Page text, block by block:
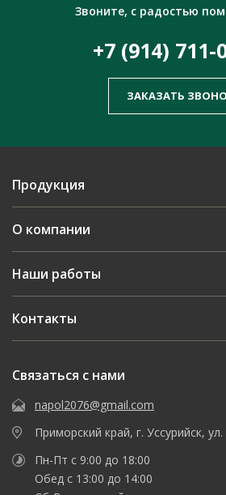
Звоните, с радостью
+7 (914) 711-
ЗАКАЗАТЬ
Продукция
О компании
Наши работы
Контакты
Связаться с нами
napol2076@gmail.com
Приморский край, г. Уссурийск,
Пн-Пт с 9:00 до 18:00
Обед с 13:00 до 14:00